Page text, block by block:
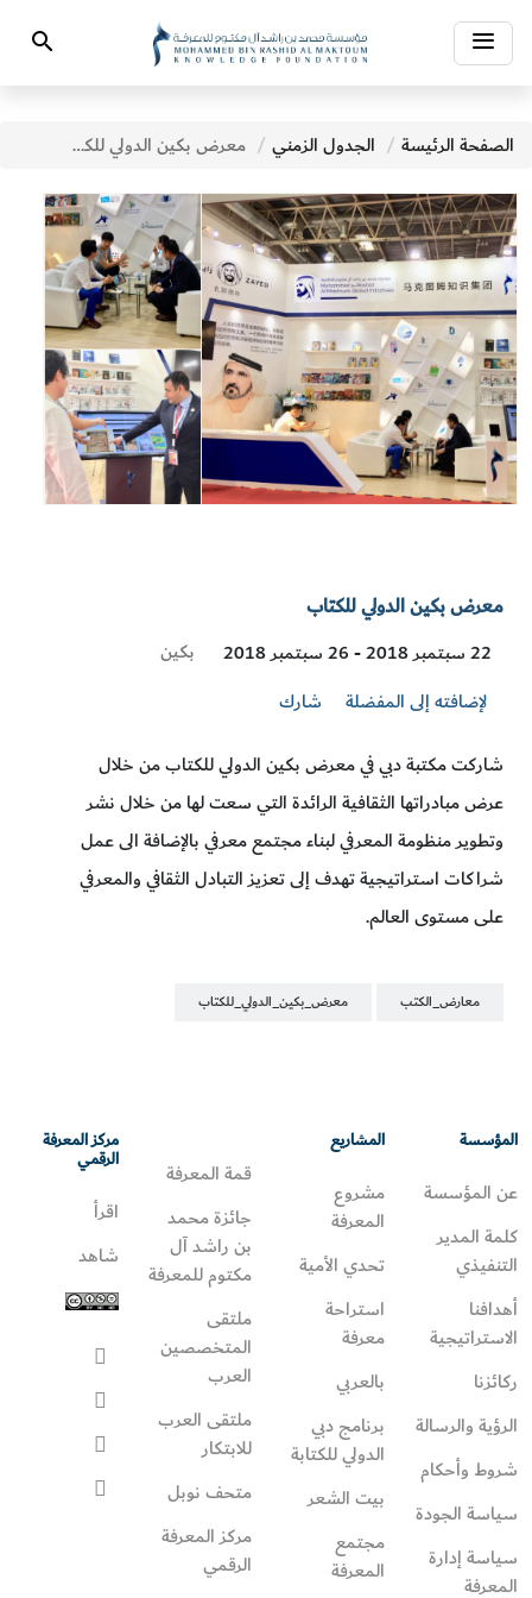
Toggle
navigation
Search
الصفحة الرئيسة الجدول الزمني معرض بكين الدولي للكتاب
معرض بكين الدولي للكتاب
22 سبتمبر 2018 - 26 سبتمبر 2018
Visit
بكين
لإضافته إلى المفضلة
شارك
شاركت مكتبة دبي في معرض بكين الدولي للكتاب من خلال
عرض مبادراتها الثقافية الرائدة التي سعت لها من خلال نشر
وتطوير منظومة المعرفي لبناء مجتمع معرفي بالإضافة الى عمل
شراكات استراتيجية تهدف إلى تعزيز التبادل الثقافي والمعرفي
على مستوى العالم.
معارض_الكتب معرض_بكين_الدولي_للكتاب
المؤسسة
عن المؤسسة
كلمة المدير
التنفيذي
أهدافنا
الاستراتيجية
ركائزنا
الرؤية والرسالة
شروط وأحكام
سياسة الجودة
سياسة إدارة
المعرفة
المشاريع
مشروع
المعرفة
تحدي الأمية
استراحة
معرفة
بالعربي
برنامج دبي
الدولي للكتابة
بيت الشعر
مجتمع
المعرفة
قمة المعرفة
جائزة محمد
بن راشد آل
مكتوم للمعرفة
ملتقى
المتخصصين
العرب
ملتقى العرب
للابتكار
متحف نوبل
مركز المعرفة
الرقمي
مركز المعرفة
الرقمي
اقرأ
شاهد